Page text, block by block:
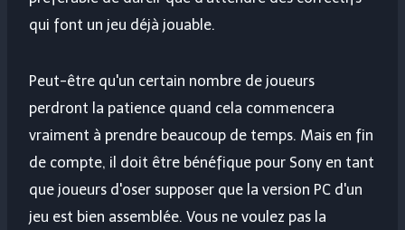
qui font un jeu déjà jouable.
Peut-être qu'un certain nombre de joueurs
perdront la patience quand cela commencera
vraiment à prendre beaucoup de temps. Mais en fin
de compte, il doit être bénéfique pour Sony en tant
que joueurs d'oser supposer que la version PC d'un
jeu est bien assemblée. Vous ne voulez pas la